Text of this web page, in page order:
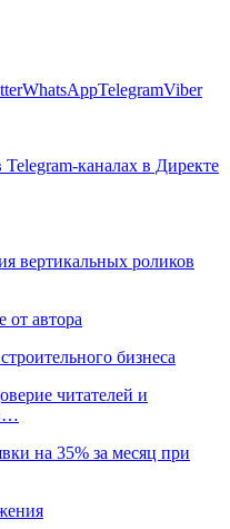
WhatsAppTelegramViber
каналах в Директе
вертикальных роликов
от автора
бизнеса
читателей и
на 35% за месяц при